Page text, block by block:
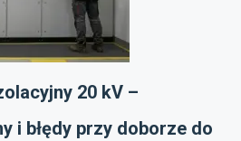
20 kV –
i błędy przy doborze do